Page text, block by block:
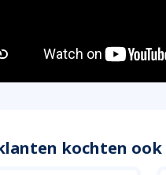
kochten ook